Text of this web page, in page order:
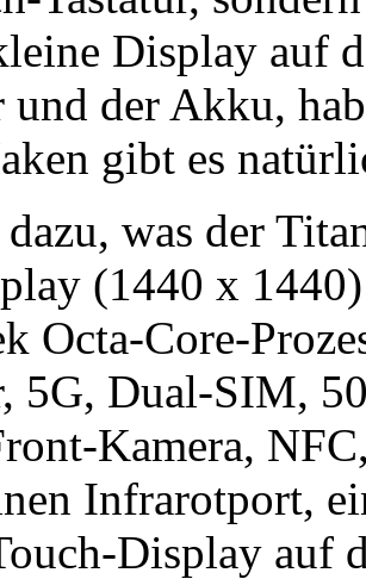
Display auf
und der Akku,
gibt es
was der
(1440 x 1440)
Octa-Core-
5G, Dual-SIM,
Kamera,
Infrarotport,
Display auf